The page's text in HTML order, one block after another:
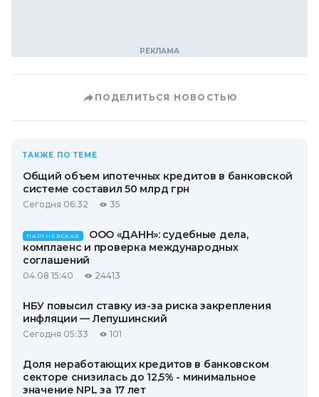
ПОДЕЛИТЬСЯ НОВОСТЬЮ
ТАКЖЕ ПО ТЕМЕ
Общий объем ипотечных кредитов в банковской
системе составил 50 млрд грн
Сегодня 06:32 35
ПАРТНЕРСКАЯ
ООО «ДАНН»: судебные дела,
комплаенс и проверка международных
соглашений
04.08 15:40 24413
НБУ повысил ставку из-за риска закрепления
инфляции — Лепушинский
Сегодня 05:33 101
Доля неработающих кредитов в банковском
секторе снизилась до 12,5% - минимальное
значение NPL за 17 лет